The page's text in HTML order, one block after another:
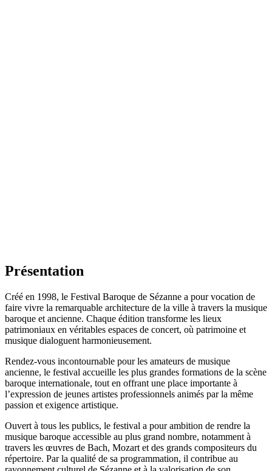
Présentation
Créé en 1998, le Festival Baroque de Sézanne a pour vocation de
faire vivre la remarquable architecture de la ville à travers la musique
baroque et ancienne. Chaque édition transforme les lieux
patrimoniaux en véritables espaces de concert, où patrimoine et
musique dialoguent harmonieusement.
Rendez-vous incontournable pour les amateurs de musique
ancienne, le festival accueille les plus grandes formations de la scène
baroque internationale, tout en offrant une place importante à
l’expression de jeunes artistes professionnels animés par la même
passion et exigence artistique.
Ouvert à tous les publics, le festival a pour ambition de rendre la
musique baroque accessible au plus grand nombre, notamment à
travers les œuvres de Bach, Mozart et des grands compositeurs du
répertoire. Par la qualité de sa programmation, il contribue au